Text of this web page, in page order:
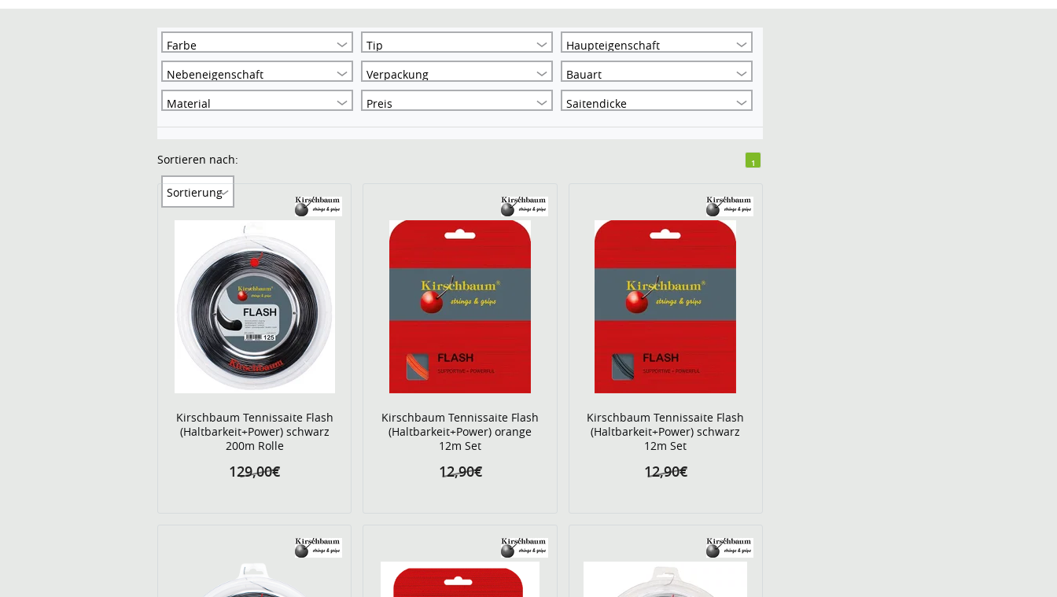
Farbe Tip
Haupteigenschaft
Nebeneigenschaft
Verpackung
Bauart
Material
Preis Saitendicke
Sortieren nach:
Sortierung
1
Kirschbaum Tennissaite Flash
(Haltbarkeit+Power) schwarz
200m Rolle
129,00€
Kirschbaum Tennissaite Flash
(Haltbarkeit+Power) orange
12m Set
12,90€
Kirschbaum Tennissaite Flash
(Haltbarkeit+Power) schwarz
12m Set
12,90€